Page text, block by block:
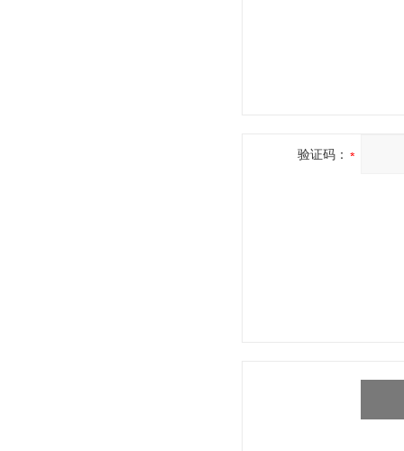
验证码：